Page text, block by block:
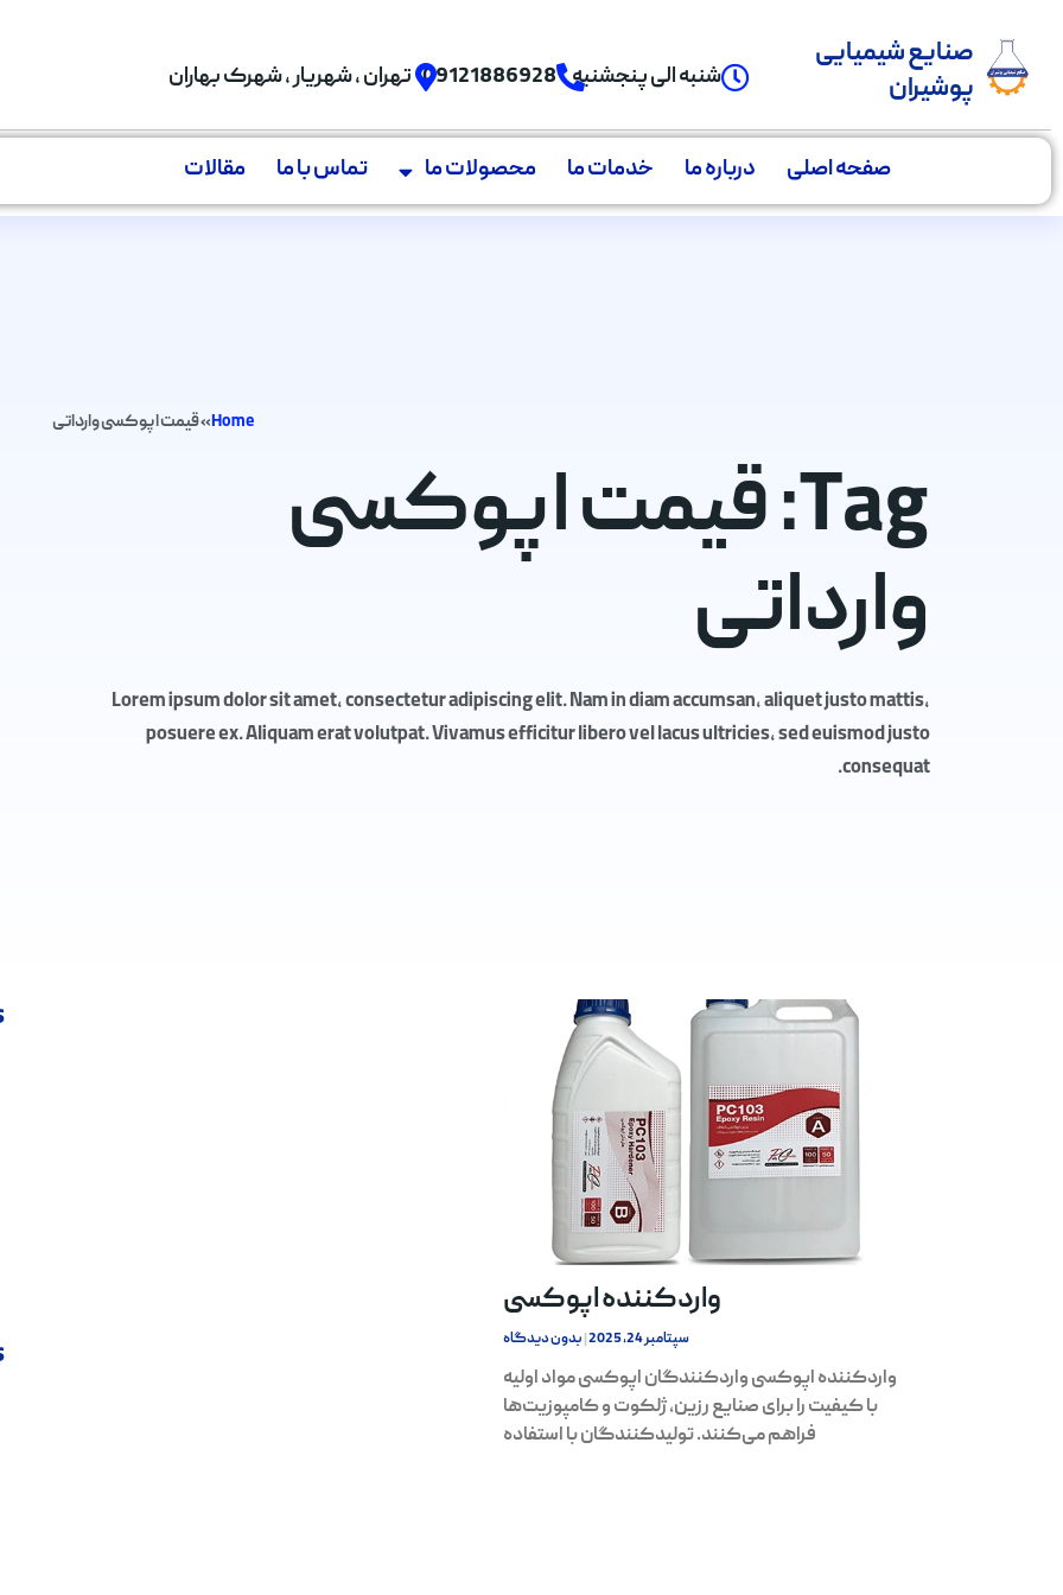
صنایع شیمیایی
پوشیران
شنبه الی پنجشنبه 09121886928 تهران , شهریار , شهرک بهاران
صفحه اصلی درباره ما خدمات ما محصولات ما تماس با ما مقالات
Home
»قیمت اپوکسی وارداتی
Tag: قیمت اپوکسی
وارداتی
Lorem ipsum dolor sit amet, consectetur adipiscing elit. Nam in diam accumsan, aliquet justo mattis,
posuere ex. Aliquam erat volutpat. Vivamus efficitur libero vel lacus ultricies, sed euismod justo
consequat.
واردکننده اپوکسی
سپتامبر 24, 2025 بدون دیدگاه
واردکننده اپوکسی واردکنندگان اپوکسی مواد اولیه
با کیفیت را برای صنایع رزین، ژلکوت و کامپوزیت‌ها
فراهم می‌کنند. تولیدکنندگان با استفاده